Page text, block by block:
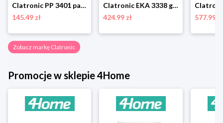
Clatronic PP 3401 patelnia elektryczna
145.49 zł
Clatronic EKA 3338 garnek do pasteryzacji 2w1
424.99 zł
577.99 zł
Zobacz markę Clatronic
Promocje w sklepie 4Home